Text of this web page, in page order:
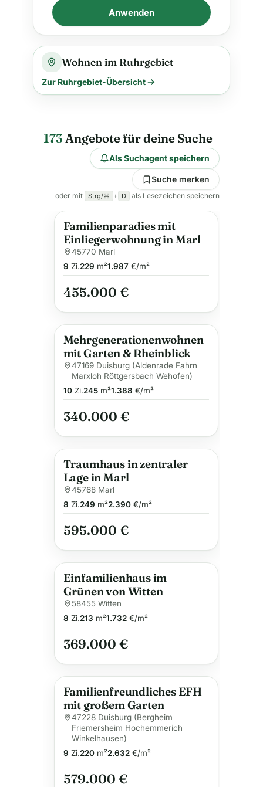
Anwenden
Wohnen im Ruhrgebiet
Zur Ruhrgebiet-Übersicht
173 Angebote für deine Suche
Als Suchagent speichern
Suche merken
oder mit Strg/⌘ + D als Lesezeichen speichern
Familienparadies mit
Einliegerwohnung in Marl
45770 Marl
9 Zi.229 m²1.987€/m²
455.000 €
Mehrgenerationenwohnen
mit Garten & Rheinblick
47169 Duisburg (Aldenrade Fahrn
Marxloh Röttgersbach Wehofen)
10Zi.245m²1.388 €/m²
340.000 €
Traumhaus in zentraler
Lage in Marl
45768 Marl
8 Zi.249 m²2.390€/m²
595.000 €
Einfamilienhaus im
Grünen von Witten
58455 Witten
8 Zi.213 m²1.732€/m²
369.000 €
Familienfreundliches EFH
mit großem Garten
47228 Duisburg (Bergheim
Friemersheim Hochemmerich
Winkelhausen)
9 Zi.220m²2.632€/m²
579.000 €